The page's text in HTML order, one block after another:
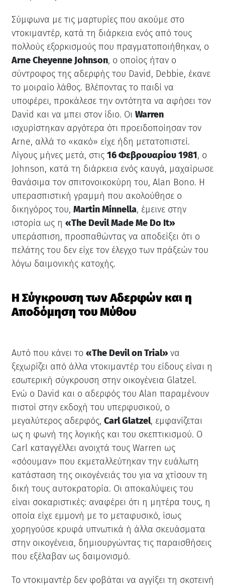
Σύμφωνα με τις μαρτυρίες που ακούμε στο
ντοκιμαντέρ, κατά τη διάρκεια ενός από τους
πολλούς εξορκισμούς που πραγματοποιήθηκαν, ο
Arne Cheyenne Johnson, ο οποίος ήταν ο
σύντροφος της αδερφής του David, Debbie, έκανε
το μοιραίο λάθος. Βλέποντας το παιδί να
υποφέρει, προκάλεσε την οντότητα να αφήσει τον
David και να μπει στον ίδιο. Οι Warren
ισχυρίστηκαν αργότερα ότι προειδοποίησαν τον
Arne, αλλά το «κακό» είχε ήδη μετατοπιστεί.
Λίγους μήνες μετά, στις 16 Φεβρουαρίου 1981, ο
Johnson, κατά τη διάρκεια ενός καυγά, μαχαίρωσε
θανάσιμα τον σπιτονοικοκύρη του, Alan Bono. Η
υπερασπιστική γραμμή που ακολούθησε ο
δικηγόρος του, Martin Minnella, έμεινε στην
ιστορία ως η «The Devil Made Me Do It»
υπεράσπιση, προσπαθώντας να αποδείξει ότι ο
πελάτης του δεν είχε τον έλεγχο των πράξεών του
λόγω δαιμονικής κατοχής.
Η Σύγκρουση των Αδερφών και η
Αποδόμηση του Μύθου
Αυτό που κάνει το «The Devil on Trial» να
ξεχωρίζει από άλλα ντοκιμαντέρ του είδους είναι η
εσωτερική σύγκρουση στην οικογένεια Glatzel.
Ενώ ο David και ο αδερφός του Alan παραμένουν
πιστοί στην εκδοχή του υπερφυσικού, ο
μεγαλύτερος αδερφός, Carl Glatzel, εμφανίζεται
ως η φωνή της λογικής και του σκεπτικισμού. Ο
Carl καταγγέλλει ανοιχτά τους Warren ως
«σόουμαν» που εκμεταλλεύτηκαν την ευάλωτη
κατάσταση της οικογένειάς του για να χτίσουν τη
δική τους αυτοκρατορία. Οι αποκαλύψεις του
είναι σοκαριστικές: αναφέρει ότι η μητέρα τους, η
οποία είχε εμμονή με το μεταφυσικό, ίσως
χορηγούσε κρυφά υπνωτικά ή άλλα σκευάσματα
στην οικογένεια, δημιουργώντας τις παραισθήσεις
που εξέλαβαν ως δαιμονισμό.
Το ντοκιμαντέρ δεν φοβάται να αγγίξει τη σκοτεινή